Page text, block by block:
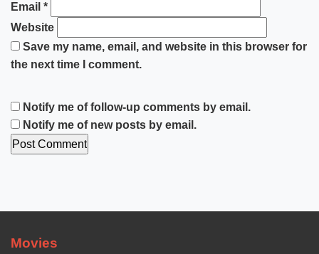
Email *
Website
Save my name, email, and website in this browser for
the next time I comment.
Notify me of follow-up comments by email.
Notify me of new posts by email.
Movies